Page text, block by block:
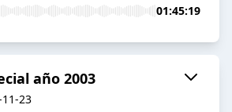
01:45:19
año 2003
23